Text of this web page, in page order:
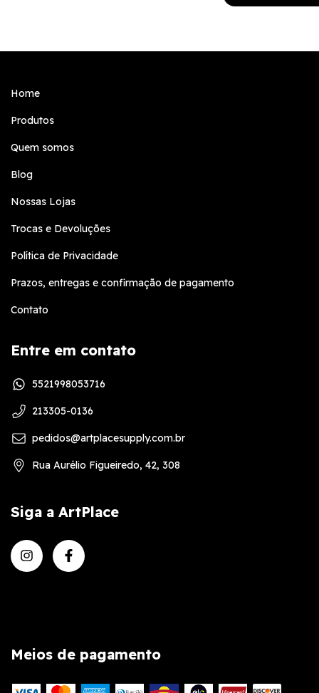
Home
Produtos
Quem somos
Blog
Nossas Lojas
Trocas e Devoluções
Política de Privacidade
Prazos, entregas e confirmação de pagamento
Contato
Entre em contato
5521998053716
213305-0136
pedidos@artplacesupply.com.br
Rua Aurélio Figueiredo, 42, 308
Siga a ArtPlace
Meios de pagamento